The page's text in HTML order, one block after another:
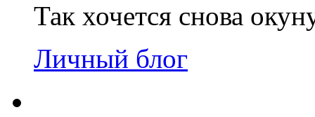
Так хочется снова
Личный блог